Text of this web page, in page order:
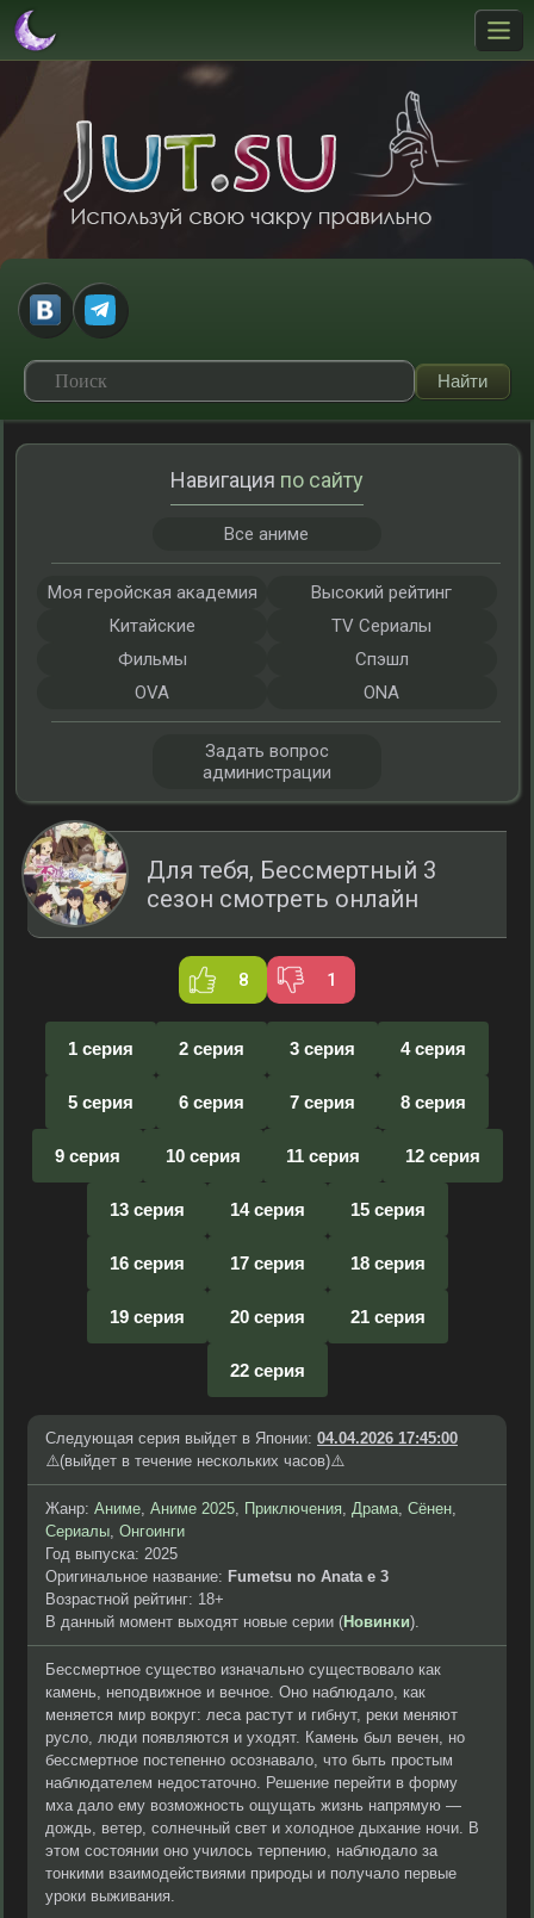
Для тебя, Бессмертный 3
сезон смотреть онлайн
8 1
1 серия 2 серия 3 серия 4 серия
5 серия 6 серия 7 серия 8 серия
9 серия 10 серия 11 серия 12 серия
13 серия 14 серия 15 серия
16 серия 17 серия 18 серия
19 серия 20 серия 21 серия
22 серия
Следующая серия выйдет в Японии: 04.04.2026 17:45:00
⚠️(выйдет в течение нескольких часов)⚠️
Жанр: Аниме, Аниме 2025, Приключения, Драма, Сёнен,
Сериалы, Онгоинги
Год выпуска: 2025
Оригинальное название: Fumetsu no Anata e 3
Возрастной рейтинг: 18+
В данный момент выходят новые серии (Новинки).
Бессмертное существо изначально существовало как
камень, неподвижное и вечное. Оно наблюдало, как
меняется мир вокруг: леса растут и гибнут, реки меняют
русло, люди появляются и уходят. Камень был вечен, но
бессмертное постепенно осознавало, что быть простым
наблюдателем недостаточно. Решение перейти в форму
мха дало ему возможность ощущать жизнь напрямую —
дождь, ветер, солнечный свет и холодное дыхание ночи. В
этом состоянии оно училось терпению, наблюдало за
тонкими взаимодействиями природы и получало первые
уроки выживания.
Навигация по сайту
Все аниме
Моя геройская академия
Высокий рейтинг
Китайские
TV Сериалы
Фильмы
Спэшл
OVA
ONA
Задать вопрос
администрации